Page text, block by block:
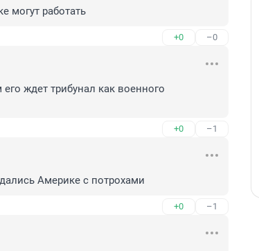
могут работать
+0 –0
ждет трибунал как военного
+0 –1
Америке с потрохами
+0 –1